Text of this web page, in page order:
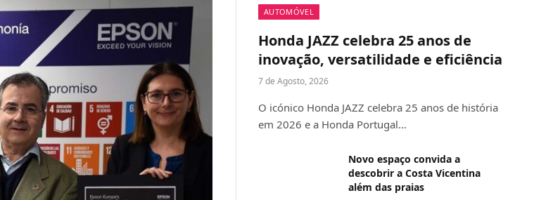
AUTOMÓVEL
Honda JAZZ celebra 25 anos de
inovação, versatilidade e eficiência
7 de Agosto, 2026
O icónico Honda JAZZ celebra 25 anos de história
em 2026 e a Honda Portugal…
Novo espaço convida a
descobrir a Costa Vicentina
além das praias